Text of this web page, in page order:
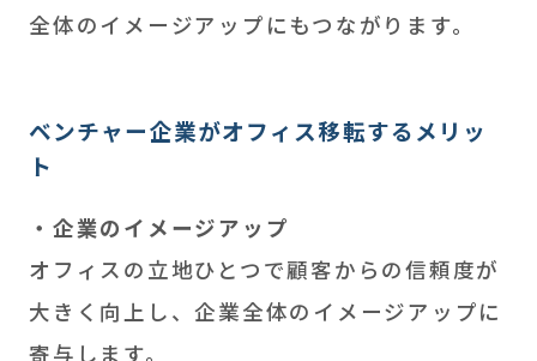
全体のイメージアップにもつながります。
ベンチャー企業がオフィス移転するメリッ
ト
・企業のイメージアップ
オフィスの立地ひとつで顧客からの信頼度が
大きく向上し、企業全体のイメージアップに
寄与します。